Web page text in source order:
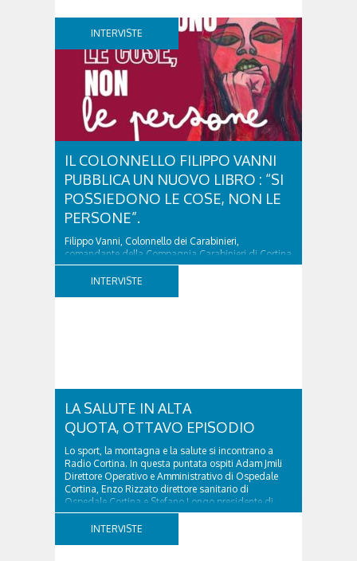
INTERVISTE
IL COLONNELLO FILIPPO VANNI
PUBBLICA UN NUOVO LIBRO : “SI
POSSIEDONO LE COSE, NON LE
PERSONE”.
Filippo Vanni, Colonnello dei Carabinieri,
comandante della Compagnia Carabinieri di Cortina
d’Ampezzo sino al 2010, esperto di legislazione
nazionale ed europea, è l’ideatore del progetto di
INTERVISTE
LA SALUTE IN ALTA
QUOTA, OTTAVO EPISODIO
Lo sport, la montagna e la salute si incontrano a
Radio Cortina. In questa puntata ospiti Adam Jmili
Direttore Operativo e Amministrativo di Ospedale
Cortina, Enzo Rizzato direttore sanitario di
Ospedale Cortina e Stefano Longo presidente di
Fondazione Cortina. GVM Care & Research –...
INTERVISTE